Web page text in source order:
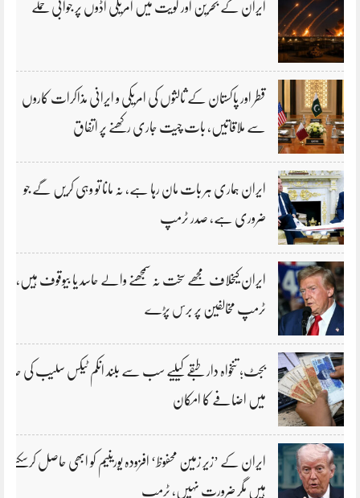
ایران کے بحرین اور کویت میں امریکی اڈوں پر جوابی حملے
قطر اور پاکستان کے ثالثوں کی امریکی و ایرانی مذاکرات کاروں
سے ملاقاتیں، بات چیت جاری رکھنے پر اتفاق
ایران ہماری ہر بات مان رہا ہے، نہ مانا تو وہی کریں گے جو
ضروری ہے، صدر ٹرمپ
ایران کیخلاف مجھے سخت نہ سمجھنے والے حاسد یا بیوقوف ہیں،
ٹرمپ مخالفین پر برس پڑے
بجٹ؛ تنخواہ دار طبقے کیلیے سب سے بلند انکم ٹیکس سلیب کی حد
میں اضافے کا امکان
ایران کے ’زیر زمین محفوظ‘ افزودہ یورینیم کو ابھی حاصل کرسکتے
ہیں مگر ضرورت نہیں، ٹرمپ